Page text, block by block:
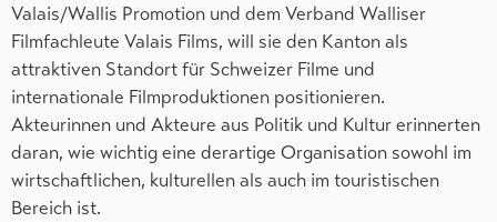
Valais/Wallis Promotion und dem Verband Walliser
Filmfachleute Valais Films, will sie den Kanton als
attraktiven Standort für Schweizer Filme und
internationale Filmproduktionen positionieren.
Akteurinnen und Akteure aus Politik und Kultur erinnerten
daran, wie wichtig eine derartige Organisation sowohl im
wirtschaftlichen, kulturellen als auch im touristischen
Bereich ist.